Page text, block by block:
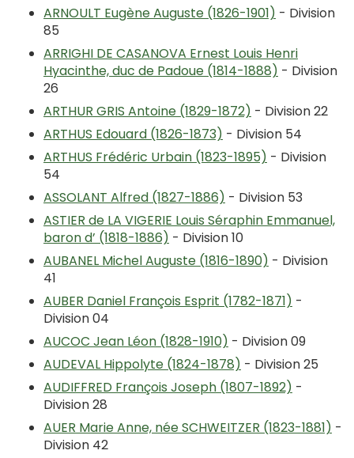
ARNOULT Eugène Auguste (1826-1901) - Division
85
ARRIGHI DE CASANOVA Ernest Louis Henri
Hyacinthe, duc de Padoue (1814-1888) - Division
26
ARTHUR GRIS Antoine (1829-1872) - Division 22
ARTHUS Edouard (1826-1873) - Division 54
ARTHUS Frédéric Urbain (1823-1895) - Division
54
ASSOLANT Alfred (1827-1886) - Division 53
ASTIER de LA VIGERIE Louis Séraphin Emmanuel,
baron d’ (1818-1886) - Division 10
AUBANEL Michel Auguste (1816-1890) - Division
41
AUBER Daniel François Esprit (1782-1871) -
Division 04
AUCOC Jean Léon (1828-1910) - Division 09
AUDEVAL Hippolyte (1824-1878) - Division 25
AUDIFFRED François Joseph (1807-1892) -
Division 28
AUER Marie Anne, née SCHWEITZER (1823-1881) -
Division 42